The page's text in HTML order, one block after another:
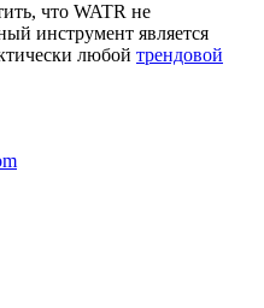
что WATR не
инструмент является
любой трендовой